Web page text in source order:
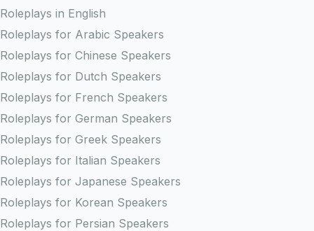
Roleplays in English
Roleplays for Arabic Speakers
Roleplays for Chinese Speakers
Roleplays for Dutch Speakers
Roleplays for French Speakers
Roleplays for German Speakers
Roleplays for Greek Speakers
Roleplays for Italian Speakers
Roleplays for Japanese Speakers
Roleplays for Korean Speakers
Roleplays for Persian Speakers